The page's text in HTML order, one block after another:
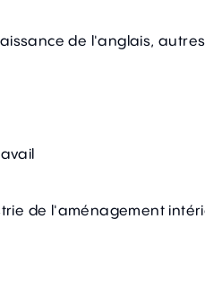
de l'anglais,
de l'aménagement